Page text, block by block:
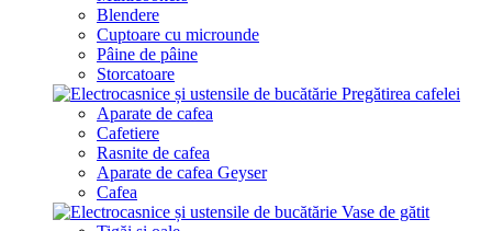
Blendere
Cuptoare cu microunde
Pâine de pâine
Storcatoare
Pregătirea cafelei
Aparate de cafea
Cafetiere
Rasnite de cafea
Aparate de cafea Geyser
Cafea
Vase de gătit